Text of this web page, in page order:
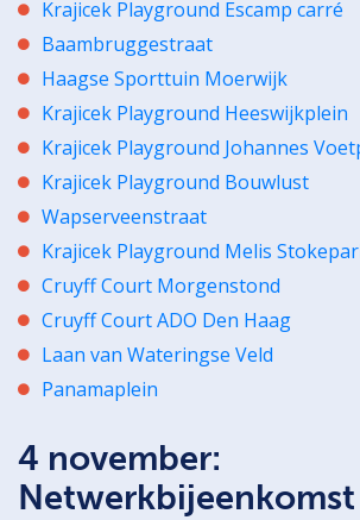
Krajicek Playground Escamp carré
Baambruggestraat
Haagse Sporttuin Moerwijk
Krajicek Playground Heeswijkplein
Krajicek Playground Johannes
Krajicek Playground Bouwlust
Wapserveenstraat
Krajicek Playground Melis
Cruyff Court Morgenstond
Cruyff Court ADO Den Haag
Laan van Wateringse Veld
Panamaplein
4 november:
Netwerkbijeenkomst